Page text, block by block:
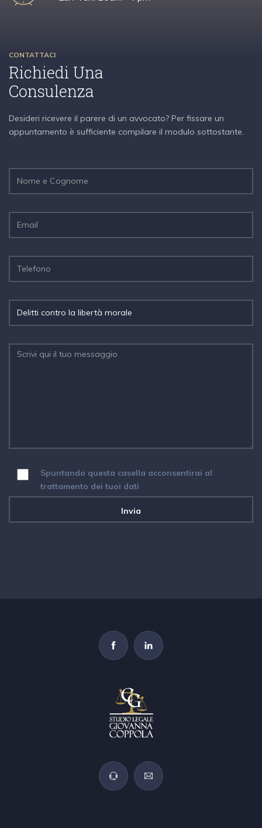
CONTATTACI
Richiedi Una
Consulenza
Desideri ricevere il parere di un avvocato? Per fissare un
appuntamento è sufficiente compilare il modulo sottostante.
Spuntando questa casella acconsentirai al
trattamento dei tuoi dati